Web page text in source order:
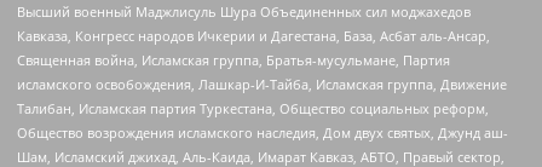
Высший военный Маджлисуль Шура Объединенных сил моджахедов
Кавказа, Конгресс народов Ичкерии и Дагестана, База, Асбат аль-Ансар,
Священная война, Исламская группа, Братья-мусульмане, Партия
исламского освобождения, Лашкар-И-Тайба, Исламская группа, Движение
Талибан, Исламская партия Туркестана, Общество социальных реформ,
Общество возрождения исламского наследия, Дом двух святых, Джунд аш-
Шам, Исламский джихад, Аль-Каида, Имарат Кавказ, АБТО, Правый сектор,